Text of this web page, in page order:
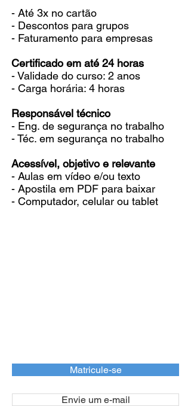
- Até 3x no cartão
- Descontos para grupos
- Faturamento para empresas
Certificado em até 24 horas
- Validade do curso: 2 anos
- Carga horária: 4 horas
Responsável técnico
- Eng. de segurança no trabalho
- Téc. em segurança no trabalho
Acessível, objetivo e relevante
- Aulas em vídeo e/ou texto
- Apostila em PDF para baixar
- Computador, celular ou tablet
Matricule-se
Envie um e-mail